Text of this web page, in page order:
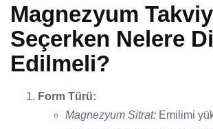
Magnezyum
Seçerken Nelere
Edilmeli?
Form Türü:
Magnezyum Sitrat: Emilimi